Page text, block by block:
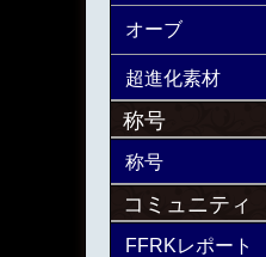
オーブ
超進化素材
称号
称号
コミュニティ
FFRKレポート